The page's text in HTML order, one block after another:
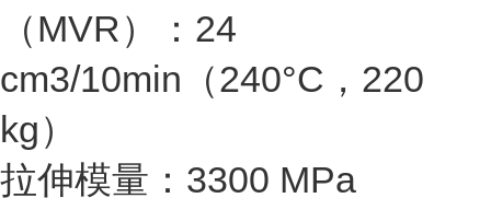
（MVR）：24
cm3/10min（240°C，220
kg）
拉伸模量：3300 MPa